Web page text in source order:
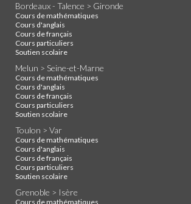
Bordeaux - Talence > Gironde
Cours de mathématiques
Cours d'anglais
Cours de français
Cours particuliers
Soutien scolaire
Melun > Seine-et-Marne
Cours de mathématiques
Cours d'anglais
Cours de français
Cours particuliers
Soutien scolaire
Toulon > Var
Cours de mathématiques
Cours d'anglais
Cours de français
Cours particuliers
Soutien scolaire
Grenoble > Isère
Cours de mathématiques